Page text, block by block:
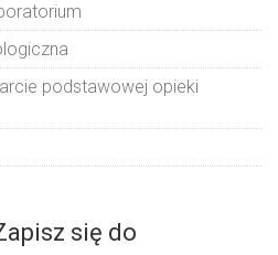
podstawowej opieki
się do